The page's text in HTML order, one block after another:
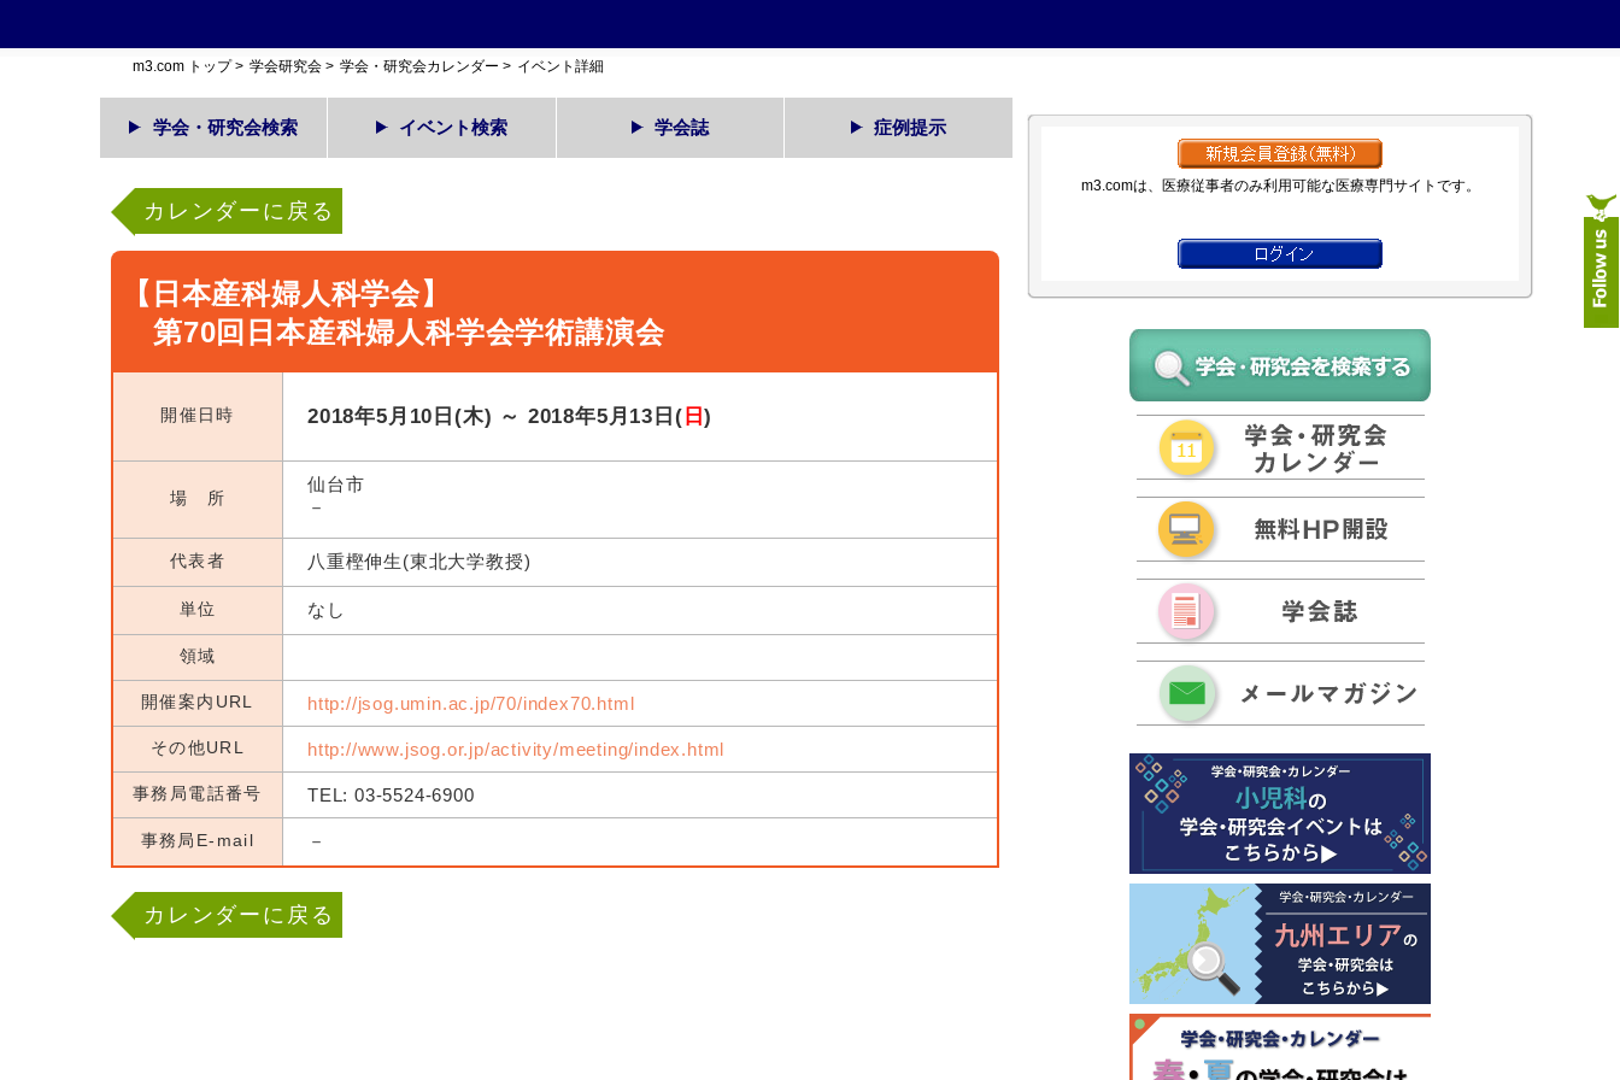
m3.com トップ> 学会研究会 > 学会・研究会カレンダー > イベント詳細
学会・研究会検索 イベント検索 学会誌 症例提示
カレンダーに戻る
【日本産科婦人科学会】
第70回日本産科婦人科学会学術講演会
開催日時 2018年5月10日(木) ～ 2018年5月13日( 日)
場 所
仙台市
－
代表者 八重樫伸生(東北大学教授)
単位 なし
領域
開催案内URL http://jsog.umin.ac.jp/70/index70.html
その他URL http://www.jsog.or.jp/activity/meeting/index.html
事務局電話番号 TEL: 03-5524-6900
事務局E-mail －
カレンダーに戻る
m3.comは、医療従事者のみ利用可能な医療専門サイトです。